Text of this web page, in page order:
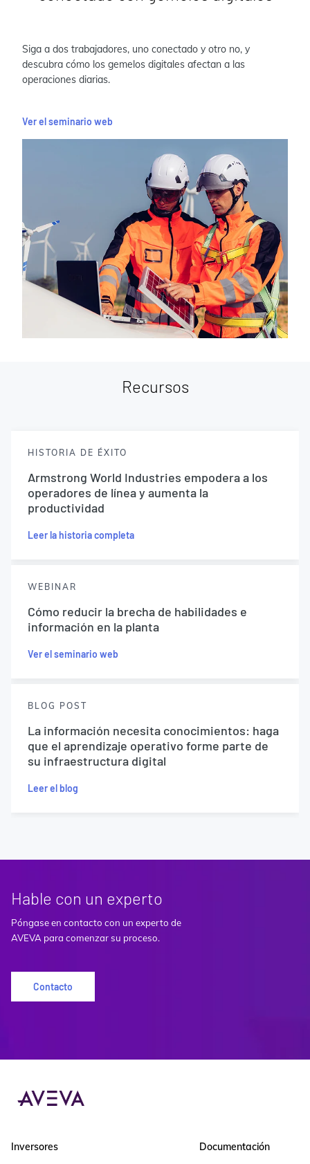
Siga a dos trabajadores, uno conectado y otro no, y
descubra cómo los gemelos digitales afectan a las
operaciones diarias.
Ver el seminario web
Recursos
HISTORIA DE ÉXITO
Armstrong World Industries empodera a los
operadores de línea y aumenta la
productividad
Leer la historia completa
WEBINAR
Cómo reducir la brecha de habilidades e
información en la planta
Ver el seminario web
BLOG POST
La información necesita conocimientos: haga
que el aprendizaje operativo forme parte de
su infraestructura digital
Leer el blog
Hable con un experto
Póngase en contacto con un experto de
AVEVA para comenzar su proceso.
Contacto
Inversores
Documentación